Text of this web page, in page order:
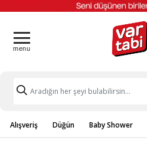
Alışveriş Düğün Baby Shower